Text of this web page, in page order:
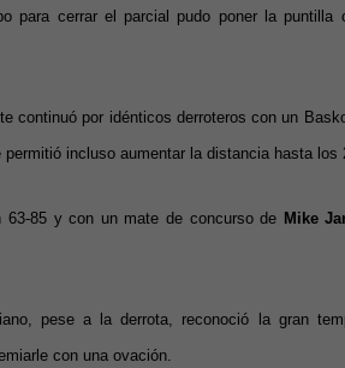
para cerrar el parcial pudo poner la
continuó por idénticos derroteros con un
incluso aumentar la distancia hasta los
63-85 y con un mate de concurso de Mike
pese a la derrota, reconoció la gran
con una ovación.